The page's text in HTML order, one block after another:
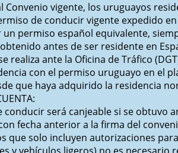
Convenio vigente, los uruguayos
de conducir vigente expedido
permiso español equivalente,
antes de ser residente en
realiza ante la Oficina de Tráfico
con el permiso uruguayo en el
que haya adquirido la residencia
conducir será canjeable si se obtuvo
fecha anterior a la firma del
que solo incluyen autorizaciones